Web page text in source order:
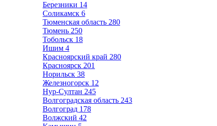
Березники 14
Соликамск 6
Тюменская область 280
Тюмень 250
Тобольск 18
Ишим 4
Красноярский край 280
Красноярск 201
Норильск 38
Железногорск 12
Нур-Султан 245
Волгоградская область 243
Волгоград 178
Волжский 42